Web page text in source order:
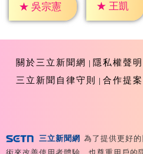
★ 吳宗憲 ★ 王凱
關於三立新聞網
隱私權聲明
三立新聞自律守則
合作提
Copyright ©2026 Sanlih
三立新聞網 為了提供更好
術來改善使用者體驗，也尊重用戶的